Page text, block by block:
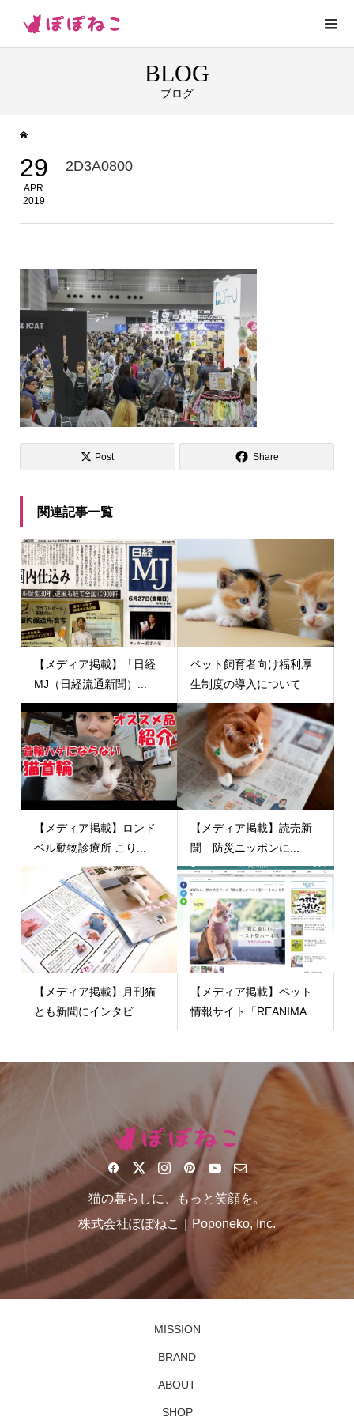
BLOG
ブログ
29
APR
2019
2D3A0800
Post Share
関連記事一覧
【メディア掲載】「日経
MJ（日経流通新聞）...
ペット飼育者向け福利厚
生制度の導入について
【メディア掲載】ロンド
ベル動物診療所 こり...
【メディア掲載】読売新
聞 防災ニッポンに...
【メディア掲載】月刊猫
とも新聞にインタビ...
【メディア掲載】ペット
情報サイト「REANIMA...
猫の暮らしに、もっと笑顔を。
株式会社ぽぽねこ｜Poponeko, Inc.
MISSION
BRAND
ABOUT
SHOP